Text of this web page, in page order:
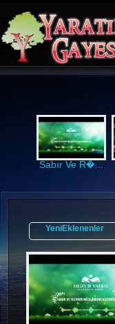
Sabır Ve R�...
YeniEklenenler